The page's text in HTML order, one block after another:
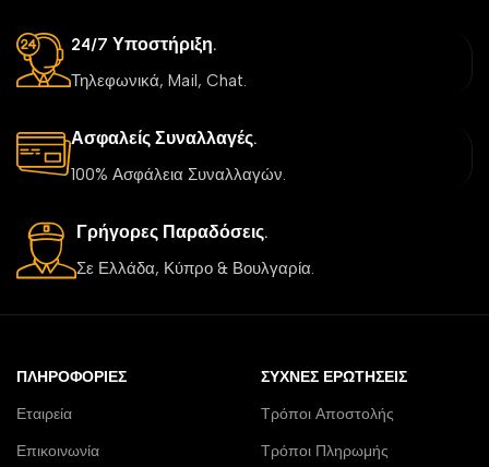
24/7 Υποστήριξη.
Τηλεφωνικά, Mail, Chat.
Ασφαλείς Συναλλαγές.
100% Ασφάλεια Συναλλαγών.
Γρήγορες Παραδόσεις.
Σε Ελλάδα, Κύπρο & Βουλγαρία.
ΠΛΗΡΟΦΟΡΊΕΣ
Εταιρεία
Επικοινωνία
ΣΥΧΝΈΣ ΕΡΩΤΉΣΕΙΣ
Τρόποι Αποστολής
Τρόποι Πληρωμής